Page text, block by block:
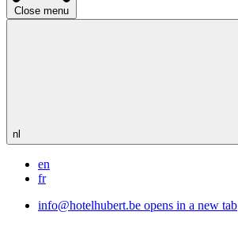
Close menu
nl
en
fr
info@hotelhubert.be opens in a new tab